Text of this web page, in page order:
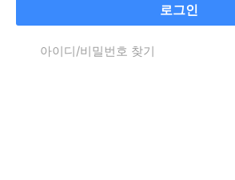
로그인
아이디/비밀번호 찾기